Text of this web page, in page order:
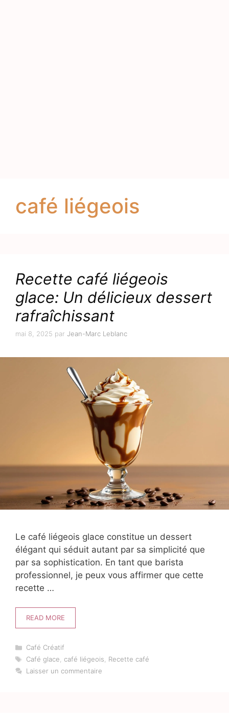
café liégeois
Recette café liégeois
glace: Un délicieux dessert
rafraîchissant
mai 8, 2025 par Jean-Marc Leblanc
Le café liégeois glace constitue un dessert
élégant qui séduit autant par sa simplicité que
par sa sophistication. En tant que barista
professionnel, je peux vous affirmer que cette
recette …
READ MORE
Catégories
Café Créatif
Étiquettes
Café glace, café liégeois, Recette café
Laisser un commentaire